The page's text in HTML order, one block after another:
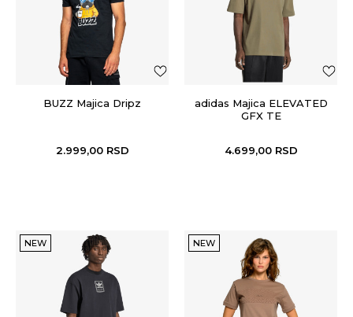
BUZZ Majica Dripz
2.999,00 RSD
adidas Majica ELEVATED
GFX TE
4.699,00 RSD
NEW NEW